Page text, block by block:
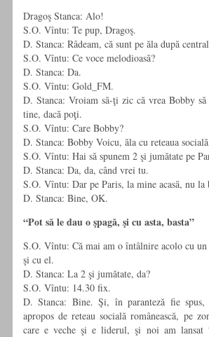
Dragoş Stanca: Alo!
S.O. Vîntu: Te pup, Dragoş.
D. Stanca: Râdeam, că sunt pe ăla după
S.O. Vîntu: Ce voce melodioasă?
D. Stanca: Da.
S.O. Vîntu: Gold_FM.
D. Stanca: Vroiam să-ţi zic că vrea Bobby
tine, dacă poţi.
S.O. Vîntu: Care Bobby?
D. Stanca: Bobby Voicu, ăla cu reteaua
S.O. Vîntu: Hai să spunem 2 şi jumătate pe
D. Stanca: Da, da, când vrei tu.
S.O. Vîntu: Dar pe Paris, la mine acasă, nu la
D. Stanca: Bine, OK.
“Pot să le dau o şpagă, şi cu asta, basta”
S.O. Vîntu: Că mai am o întâlnire acolo cu
şi cu el.
D. Stanca: La 2 şi jumătate, da?
S.O. Vîntu: 14.30 fix.
D. Stanca: Bine. Şi, în paranteză fie
apropos de reteau socială românească, pe
care e veche şi e liderul, şi noi am lansat